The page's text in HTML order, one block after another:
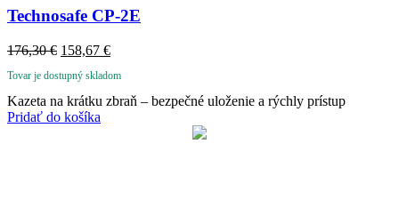
Technosafe CP-2E
176,30€ Pôvodná
bola:
176,30 €.
158,67 €Aktuálna
je:
158,67 €.
Tovar je dostupný skladom
Kazeta na krátku zbraň – bezpečné uloženie a rýchly prístup
Pridať do košíka